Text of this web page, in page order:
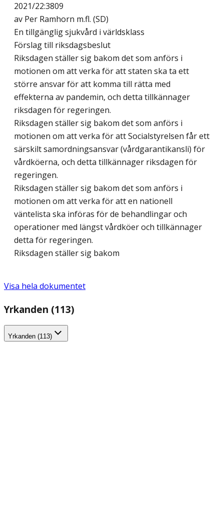
2021/22:3809
av Per Ramhorn m.fl. (SD)
En tillgänglig sjukvård i världsklass
Förslag till riksdagsbeslut
Riksdagen ställer sig bakom det som anförs i
motionen om att verka för att staten ska ta ett
större ansvar för att komma till rätta med
effekterna av pandemin, och detta tillkännager
riksdagen för regeringen.
Riksdagen ställer sig bakom det som anförs i
motionen om att verka för att Socialstyrelsen får ett
särskilt samordningsansvar (vårdgarantikansli) för
vårdköerna, och detta tillkännager riksdagen för
regeringen.
Riksdagen ställer sig bakom det som anförs i
motionen om att verka för att en nationell
väntelista ska införas för de behandlingar och
operationer med längst vårdköer och tillkännager
detta för regeringen.
Riksdagen ställer sig bakom
Visa hela dokumentet
Yrkanden (113)
Yrkanden (113)